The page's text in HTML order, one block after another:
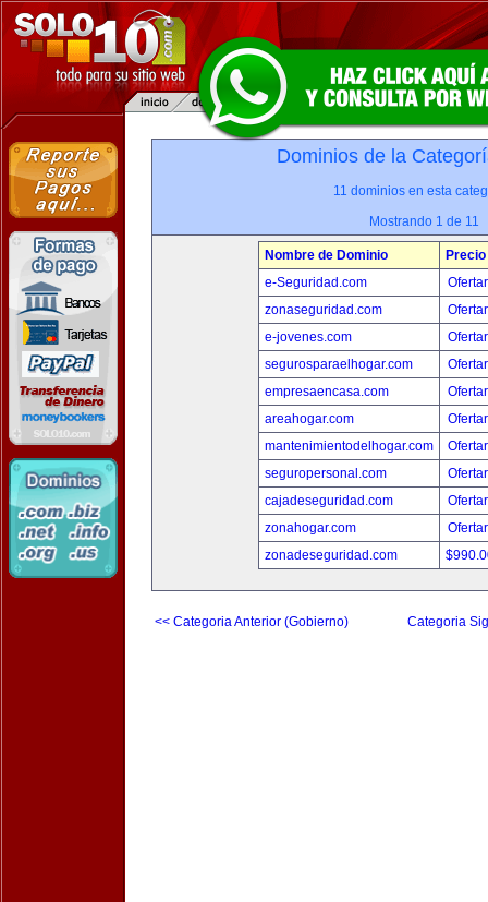
Dominios de la
11 dominios en esta
Mostrando 1 de 11
Nombre de Dominio
Precio
e-Seguridad.com
zonaseguridad.com
e-jovenes.com
segurosparaelhogar.com
empresaencasa.com
areahogar.com
mantenimientodelhogar.com
seguropersonal.com
cajadeseguridad.com
zonahogar.com
zonadeseguridad.com
<< Categoria Anterior (Gobierno) Categoria